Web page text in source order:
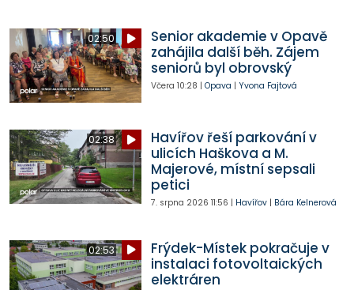
02:50
Senior akademie v Opavě
zahájila další běh. Zájem
seniorů byl obrovský
Včera 10:28 | Opava | Yvona Fajtová
02:38
Havířov řeší parkování v
ulicích Haškova a M.
Majerové, místní sepsali
petici
7. srpna 2026 11:56 | Havířov| Bára Kelnerová
02:53
Frýdek-Místek pokračuje v
instalaci fotovoltaických
elektráren